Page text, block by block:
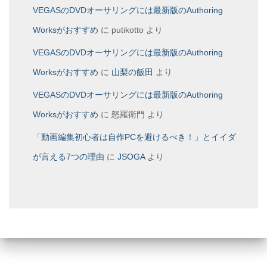
VEGASのDVDオーサリングには最新版のAuthoring
Worksがおすすめ に putikotto より
VEGASのDVDオーサリングには最新版のAuthoring
Worksがおすすめ に 山梨の飯田 より
VEGASのDVDオーサリングには最新版のAuthoring
Worksがおすすめ に 怒羅衛門 より
「動画編集初心者は自作PCを避けるべき！」とイイダ
が言える7つの理由 に JSOGAより